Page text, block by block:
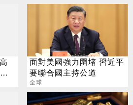
面對美國強力圍堵 習近平
要聯合國主持公道
全球